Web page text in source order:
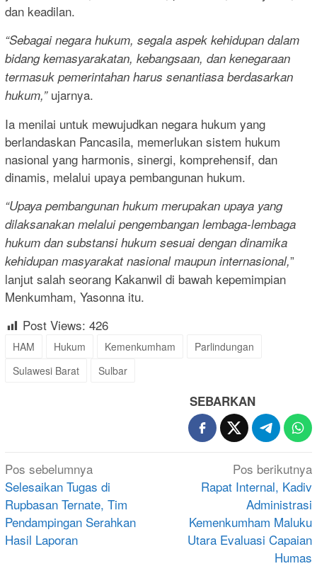
dan keadilan.
“Sebagai negara hukum, segala aspek kehidupan dalam
bidang kemasyarakatan, kebangsaan, dan kenegaraan
termasuk pemerintahan harus senantiasa berdasarkan
hukum,”ujarnya.
Ia menilai untuk mewujudkan negara hukum yang
berlandaskan Pancasila, memerlukan sistem hukum
nasional yang harmonis, sinergi, komprehensif, dan
dinamis, melalui upaya pembangunan hukum.
“Upaya pembangunan hukum merupakan upaya yang
dilaksanakan melalui pengembangan lembaga-lembaga
hukum dan substansi hukum sesuai dengan dinamika
kehidupan masyarakat nasional maupun internasional,”
lanjut salah seorang Kakanwil di bawah kepemimpian
Menkumham, Yasonna itu.
Post Views: 426
HAM Hukum Kemenkumham
Parlindungan
Sulawesi Barat
Sulbar
SEBARKAN
Navigasi
pos
Pos sebelumnya
Selesaikan Tugas di
Rupbasan Ternate, Tim
Pendampingan Serahkan
Hasil Laporan
Pos berikutnya
Rapat Internal, Kadiv
Administrasi
Kemenkumham Maluku
Utara Evaluasi Capaian
Humas